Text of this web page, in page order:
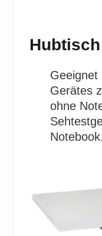
Geeignet
Gerätes
ohne
Notebook.